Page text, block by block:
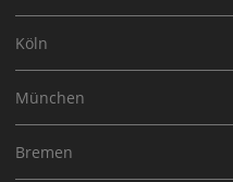
Köln
München
Bremen